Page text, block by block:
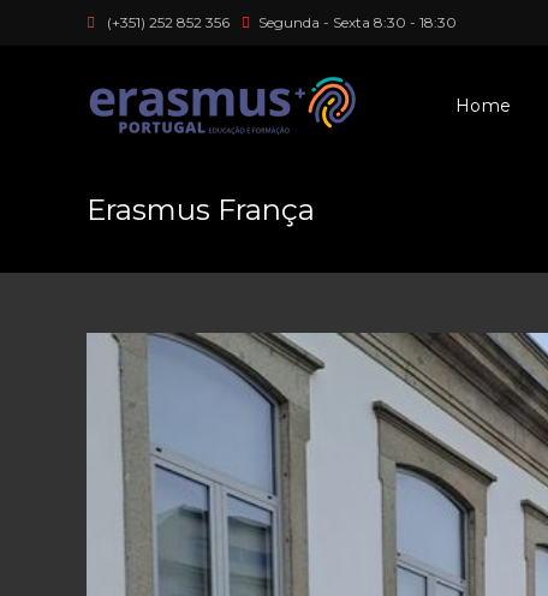
(+351) 252 852 356 Segunda - Sexta 8:30 - 18:30
Home
Erasmus França